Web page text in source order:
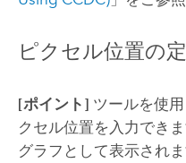
ピクセル位置の
[ポイント] ツールを使
クセル位置を入力でき
グラフとして表示されま